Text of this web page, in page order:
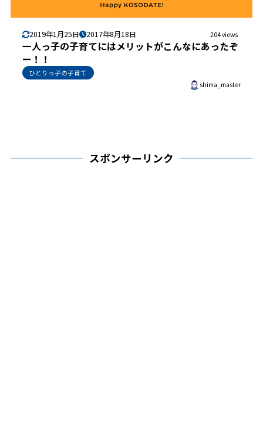
2019年1月25日 2017年8月18日 204 views
一人っ子の子育てにはメリットがこんなにあったぞ
ー！！
ひとりっ子の子育て
shima_master
スポンサーリンク